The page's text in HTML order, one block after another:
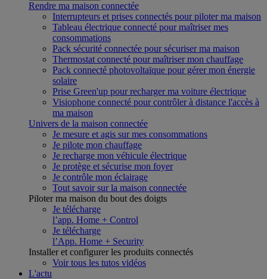
Rendre ma maison connectée
Interrupteurs et prises connectés pour piloter ma maison
Tableau électrique connecté pour maîtriser mes
consommations
Pack sécurité connectée pour sécuriser ma maison
Thermostat connecté pour maîtriser mon chauffage
Pack connecté photovoltaïque pour gérer mon énergie
solaire
Prise Green'up pour recharger ma voiture électrique
Visiophone connecté pour contrôler à distance l'accès à
ma maison
Univers de la maison connectée
Je mesure et agis sur mes consommations
Je pilote mon chauffage
Je recharge mon véhicule électrique
Je protège et sécurise mon foyer
Je contrôle mon éclairage
Tout savoir sur la maison connectée
Piloter ma maison du bout des doigts
Je télécharge
l’app. Home + Control
Je télécharge
l’App. Home + Security
Installer et configurer les produits connectés
Voir tous les tutos vidéos
L'actu